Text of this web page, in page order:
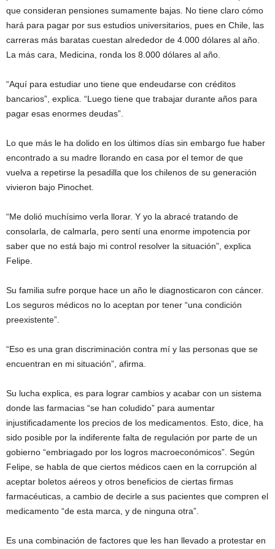
que consideran pensiones sumamente bajas. No tiene claro cómo
hará para pagar por sus estudios universitarios, pues en Chile, las
carreras más baratas cuestan alrededor de 4.000 dólares al año.
La más cara, Medicina, ronda los 8.000 dólares al año.
“Aquí para estudiar uno tiene que endeudarse con créditos
bancarios”, explica. “Luego tiene que trabajar durante años para
pagar esas enormes deudas”.
Lo que más le ha dolido en los últimos días sin embargo fue haber
encontrado a su madre llorando en casa por el temor de que
vuelva a repetirse la pesadilla que los chilenos de su generación
vivieron bajo Pinochet.
“Me dolió muchísimo verla llorar. Y yo la abracé tratando de
consolarla, de calmarla, pero sentí una enorme impotencia por
saber que no está bajo mi control resolver la situación”, explica
Felipe.
Su familia sufre porque hace un año le diagnosticaron con cáncer.
Los seguros médicos no lo aceptan por tener “una condición
preexistente”.
“Eso es una gran discriminación contra mí y las personas que se
encuentran en mi situación”, afirma.
Su lucha explica, es para lograr cambios y acabar con un sistema
donde las farmacias “se han coludido” para aumentar
injustificadamente los precios de los medicamentos. Esto, dice, ha
sido posible por la indiferente falta de regulación por parte de un
gobierno “embriagado por los logros macroeconómicos”. Según
Felipe, se habla de que ciertos médicos caen en la corrupción al
aceptar boletos aéreos y otros beneficios de ciertas firmas
farmacéuticas, a cambio de decirle a sus pacientes que compren el
medicamento “de esta marca, y de ninguna otra”.
Es una combinación de factores que les han llevado a protestar en